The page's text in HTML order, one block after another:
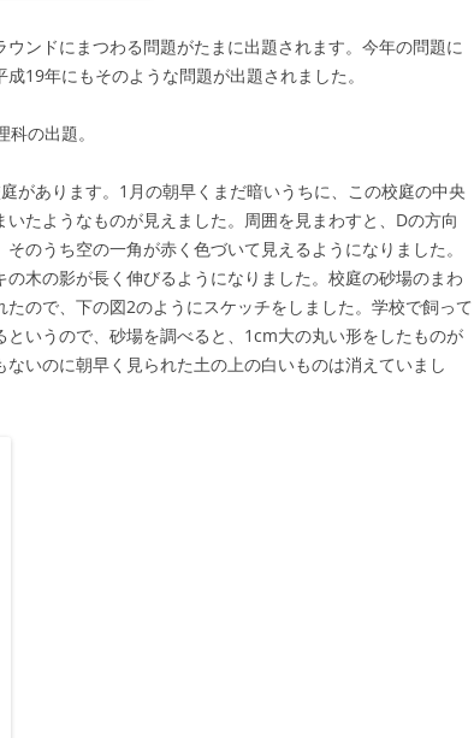
ンドにまつわる問題がたまに出題されます。今年の問題に
19年にもそのような問題が出題されました。
の出題。
があります。1月の朝早くまだ暗いうちに、この校庭の中央
たようなものが見えました。周囲を見まわすと、Dの方向
のうち空の一角が赤く色づいて見えるようになりました。
木の影が長く伸びるようになりました。校庭の砂場のまわ
ので、下の図2のようにスケッチをしました。学校で飼って
いうので、砂場を調べると、1cm大の丸い形をしたものが
いのに朝早く見られた土の上の白いものは消えていまし